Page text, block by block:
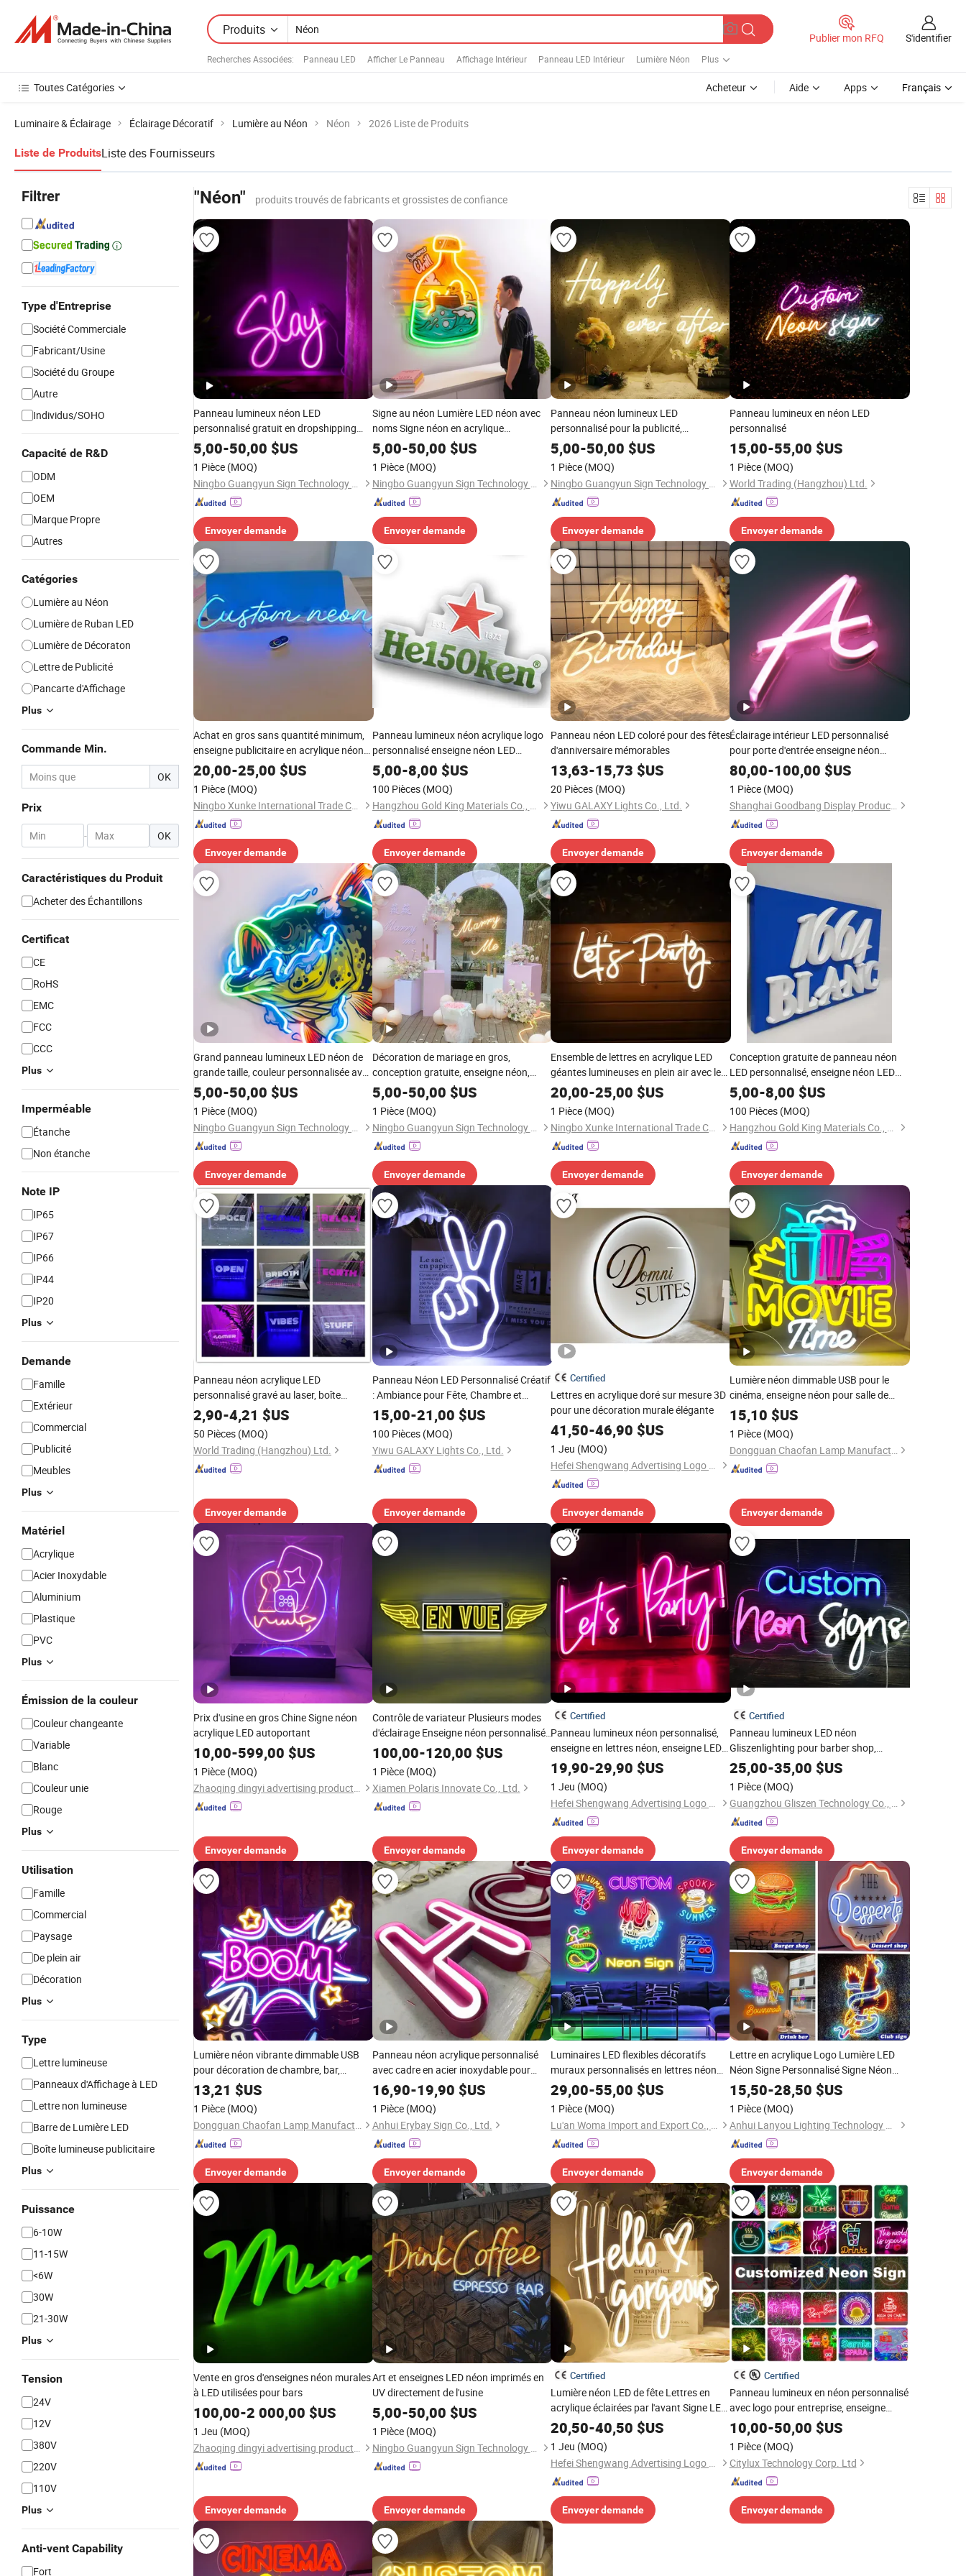
Produits
Recherches Associées: Panneau LED Afficher Le Panneau Affichage Intérieur Panneau LED Intérieur Lumière Néon Plus
Publier mon RFQ S'identifier
Toutes Catégories Acheteur Aide Apps Français
Luminaire & Éclairage Éclairage Décoratif Lumière au Néon Néon 2026 Liste de Produits
Liste de ProduitsListe des Fournisseurs
Filtrer
Type d'Entreprise
Société Commerciale
Fabricant/Usine
Société du Groupe
Autre
Individus/SOHO
Capacité de R&D
ODM
OEM
Marque Propre
Autres
Catégories
Lumière au Néon
Lumière de Ruban LED
Lumière de Décoraton
Lettre de Publicité
Pancarte d'Affichage
Plus
Commande Min.
OK
Prix
- OK
Caractéristiques du Produit
Acheter des Échantillons
Certificat
CE
RoHS
EMC
FCC
CCC
Plus
Imperméable
Étanche
Non étanche
Note IP
IP65
IP67
IP66
IP44
IP20
Plus
Demande
Famille
Extérieur
Commercial
Publicité
Meubles
Plus
Matériel
Acrylique
Acier Inoxydable
Aluminium
Plastique
PVC
Plus
Émission de la couleur
Couleur changeante
Variable
Blanc
Couleur unie
Rouge
Plus
Utilisation
Famille
Commercial
Paysage
De plein air
Décoration
Plus
Type
Lettre lumineuse
Panneaux d'Affichage à LED
Lettre non lumineuse
Barre de Lumière LED
Boîte lumineuse publicitaire
Plus
Puissance
6-10W
11-15W
<6W
30W
21-30W
Plus
Tension
24V
12V
380V
220V
110V
Plus
Anti-vent Capability
Fort
"Néon" produits trouvés de fabricants et grossistes de confiance
Panneau lumineux néon LED
personnalisé gratuit en dropshipping
pour entreprise, fête d'anniversaire,
maison
5,00-50,00 $US
1 Pièce (MOQ)
Ningbo Guangyun Sign Technology Co., Ltd.
Envoyer demande
Signe au néon Lumière LED néon avec
noms Signe néon en acrylique
personnalisé Logo 12V Lumière néon
flexible LED
5,00-50,00 $US
1 Pièce (MOQ)
Ningbo Guangyun Sign Technology Co., Ltd.
Envoyer demande
Panneau néon lumineux LED
personnalisé pour la publicité,
décoration de bar, boutique de fumée,
mariage
5,00-50,00 $US
1 Pièce (MOQ)
Ningbo Guangyun Sign Technology Co., Ltd.
Envoyer demande
Panneau lumineux en néon LED
personnalisé
15,00-55,00 $US
1 Pièce (MOQ)
World Trading (Hangzhou) Ltd.
Envoyer demande
Achat en gros sans quantité minimum,
enseigne publicitaire en acrylique néon
LED personnalisée la plus populaire pour
la décoration de Noël
20,00-25,00 $US
1 Pièce (MOQ)
Ningbo Xunke International Trade Co., Ltd
Envoyer demande
Panneau lumineux néon acrylique logo
personnalisé enseigne néon LED
personnalisée expédition directe pour
fête
5,00-8,00 $US
100 Pièces (MOQ)
Hangzhou Gold King Materials Co., Ltd.
Envoyer demande
Panneau néon LED coloré pour des fêtes
d'anniversaire mémorables
13,63-15,73 $US
20 Pièces (MOQ)
Yiwu GALAXY Lights Co., Ltd.
Envoyer demande
Éclairage intérieur LED personnalisé
pour porte d'entrée enseigne néon
magasin
80,00-100,00 $US
1 Pièce (MOQ)
Shanghai Goodbang Display Products Co., Ltd.
Envoyer demande
Grand panneau lumineux LED néon de
grande taille, couleur personnalisée avec
télécommande pour bar, fête,
événements de festival, publicité
directionnelle
5,00-50,00 $US
1 Pièce (MOQ)
Ningbo Guangyun Sign Technology Co., Ltd.
Envoyer demande
Décoration de mariage en gros,
conception gratuite, enseigne néon,
lettres lumineuses, enseignes néon
5,00-50,00 $US
1 Pièce (MOQ)
Ningbo Guangyun Sign Technology Co., Ltd.
Envoyer demande
Ensemble de lettres en acrylique LED
géantes lumineuses en plein air avec le
logo "Amour
20,00-25,00 $US
1 Pièce (MOQ)
Ningbo Xunke International Trade Co., Ltd
Envoyer demande
Conception gratuite de panneau néon
LED personnalisé, enseigne néon LED
personnalisée pour chambre, fête
d'anniversaire, maison
5,00-8,00 $US
100 Pièces (MOQ)
Hangzhou Gold King Materials Co., Ltd.
Envoyer demande
Panneau néon acrylique LED
personnalisé gravé au laser, boîte
lumineuse néon instagrammable
2,90-4,21 $US
50 Pièces (MOQ)
World Trading (Hangzhou) Ltd.
Envoyer demande
Panneau Néon LED Personnalisé Créatif
: Ambiance pour Fête, Chambre et
Mariage
15,00-21,00 $US
100 Pièces (MOQ)
Yiwu GALAXY Lights Co., Ltd.
Envoyer demande
Certified
Lettres en acrylique doré sur mesure 3D
pour une décoration murale élégante
41,50-46,90 $US
1 Jeu (MOQ)
Hefei Shengwang Advertising Logo Co., Ltd.
Envoyer demande
Lumière néon dimmable USB pour le
cinéma, enseigne néon pour salle de
cinéma, homme grotte, décoration de
home cinéma avec des éléments tels que
des boissons et du pop-corn
15,10 $US
1 Pièce (MOQ)
Dongguan Chaofan Lamp Manufacturing Co., Ltd.
Envoyer demande
Prix d'usine en gros Chine Signe néon
acrylique LED autoportant
10,00-599,00 $US
1 Pièce (MOQ)
Zhaoqing dingyi advertising production co. LTD
Envoyer demande
Contrôle de variateur Plusieurs modes
d'éclairage Enseigne néon personnalisée
élève votre marque
100,00-120,00 $US
1 Pièce (MOQ)
Xiamen Polaris Innovate Co., Ltd.
Envoyer demande
Certified
Panneau lumineux néon personnalisé,
enseigne en lettres néon, enseigne LED
RGB, enseigne lumineuse personnalisée
en néon
19,90-29,90 $US
1 Jeu (MOQ)
Hefei Shengwang Advertising Logo Co., Ltd.
Envoyer demande
Certified
Panneau lumineux LED néon
Gliszenlighting pour barber shop,
enseigne lumineuse néon ouverte
25,00-35,00 $US
1 Pièce (MOQ)
Guangzhou Gliszen Technology Co., Ltd
Envoyer demande
Lumière néon vibrante dimmable USB
pour décoration de chambre, bar,
restaurant et fête
13,21 $US
1 Pièce (MOQ)
Dongguan Chaofan Lamp Manufacturing Co., Ltd.
Envoyer demande
Panneau néon acrylique personnalisé
avec cadre en acier inoxydable pour
décoration intérieure
16,90-19,90 $US
1 Pièce (MOQ)
Anhui Erybay Sign Co., Ltd.
Envoyer demande
Luminaires LED flexibles décoratifs
muraux personnalisés en lettres néon
pour la publicité de bureau en
dropshipping
29,00-55,00 $US
1 Pièce (MOQ)
Lu'an Woma Import and Export Co., Ltd.
Envoyer demande
Lettre en acrylique Logo Lumière LED
Néon Signe Personnalisé Signe Néon
Imprimé UV
15,50-28,50 $US
1 Pièce (MOQ)
Anhui Lanyou Lighting Technology Co., Ltd.
Envoyer demande
Vente en gros d'enseignes néon murales
à LED utilisées pour bars
100,00-2 000,00 $US
1 Jeu (MOQ)
Zhaoqing dingyi advertising production co. LTD
Envoyer demande
Art et enseignes LED néon imprimés en
UV directement de l'usine
5,00-50,00 $US
1 Pièce (MOQ)
Ningbo Guangyun Sign Technology Co., Ltd.
Envoyer demande
Certified
Lumière néon LED de fête Lettres en
acrylique éclairées par l'avant Signe LED
Signe néon LED Signe néon personnalisé
20,50-40,50 $US
1 Jeu (MOQ)
Hefei Shengwang Advertising Logo Co., Ltd.
Envoyer demande
Certified
Panneau lumineux en néon personnalisé
avec logo pour entreprise, enseigne
lumineuse en néon pour café,
restaurant, vitrine
10,00-50,00 $US
1 Pièce (MOQ)
Citylux Technology Corp. Ltd
Envoyer demande